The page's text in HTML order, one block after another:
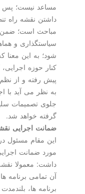
مساعد نیست؛ پس یكی از
داشتن نقشه راه تنظیم
مباحث است؛ ضمن اینكه
سیاستگذاری و هماهنگی
شود؛ به این معنا كه
كنار حوزه اجرایی،
پیش رفته و از نظم و نظام
به نظر می آید با اجرایی
جلوی تصمیمات سلیقه ای،
گرفته خواهد شد.
ضمانت اجرایی نقشه راه
این مقام مسئول در
مورد ضمانت اجرایی نقشه
داشت: معمولا نقشه راه
آن تمامی برنامه ها
برنامه ها، بلندمدت و